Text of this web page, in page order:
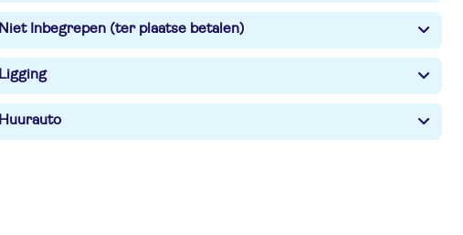
Niet Inbegrepen (ter plaatse betalen)
Ligging
Huurauto